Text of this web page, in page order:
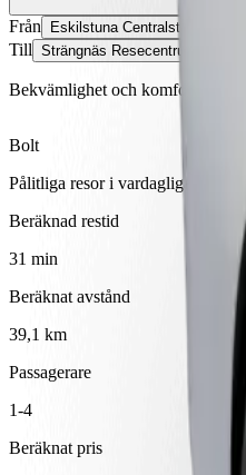
Från Eskilstuna Centralstation
Till Strängnäs Resecentrum
Bekvämlighet och komfort är
Bolt
Pålitliga resor i vardagliga
Beräknad restid
31 min
Beräknat avstånd
39,1 km
Passagerare
1-4
Beräknat pris